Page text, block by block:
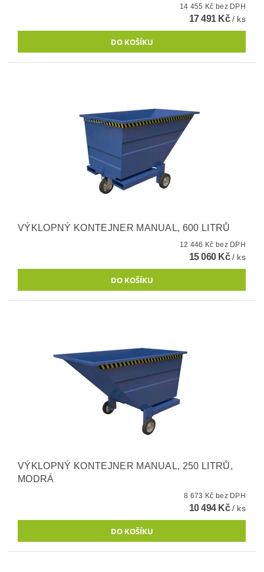
14 455 Kč bez DPH
17 491 Kč/ ks
VÝKLOPNÝ KONTEJNER MANUAL, 600 LITRŮ
12 446 Kč bez DPH
15 060 Kč/ ks
VÝKLOPNÝ KONTEJNER MANUAL, 250 LITRŮ,
MODRÁ
8 673 Kč bez DPH
10 494 Kč/ ks